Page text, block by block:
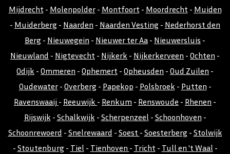
Mijdrecht- Molenpolder- Montfoort- Moordrecht- Muiden
- Muiderberg - Naarden - Naarden Vesting - Nederhorst den
Berg - Nieuwegein - Nieuwer ter Aa - Nieuwersluis -
Nieuwland - Nigtevecht - Nijkerk - Nijkerkerveen - Ochten -
Odijk - Ommeren - Ophemert - Opheusden - Oud Zuilen -
Oudewater- Overberg - Papekop - Polsbroek - Putten -
Ravenswaaij - Reeuwijk - Renkum - Renswoude - Rhenen -
Rijswijk - Schalkwijk - Scherpenzeel - Schoonhoven -
Schoonrewoerd - Snelrewaard - Soest - Soesterberg - Stolwijk
- Stoutenburg - Tiel - Tienhoven - Tricht- Tull en 't Waal -